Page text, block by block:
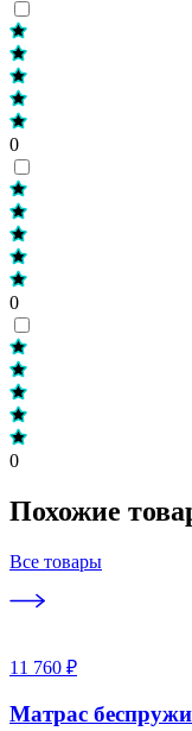
0
0
0
Похожие
Все товары
11 760 ₽
Матрас